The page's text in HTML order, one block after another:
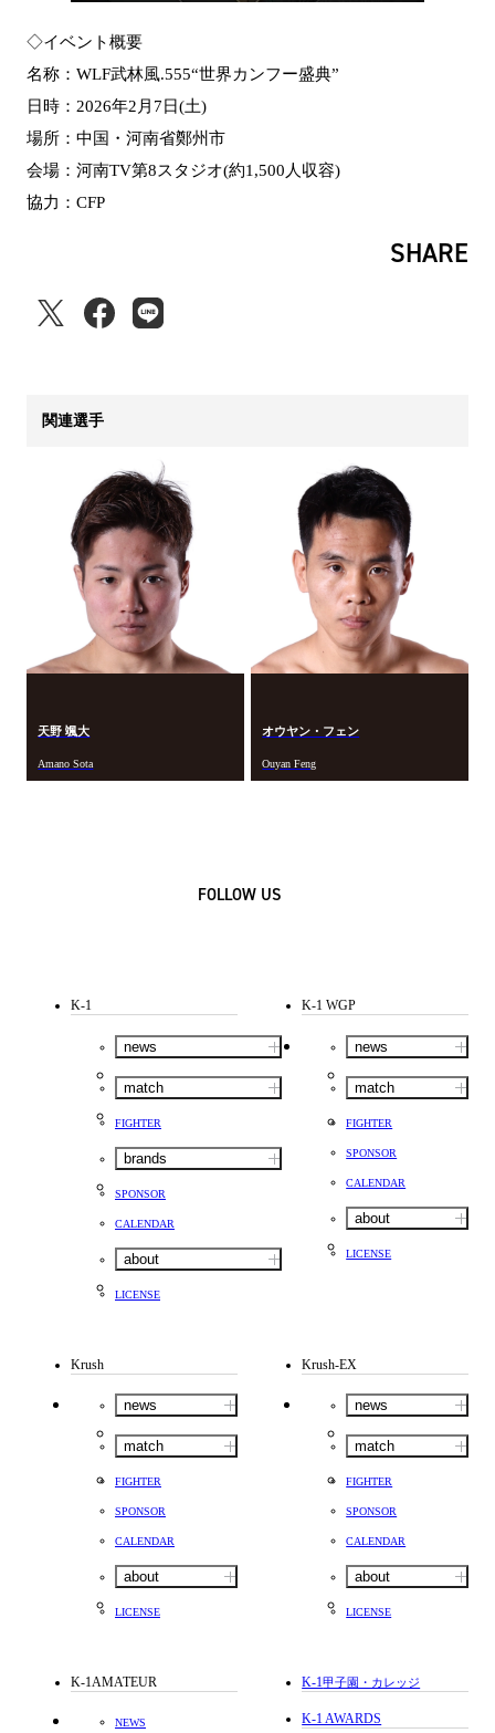
◇イベント概要
名称：WLF武林風.555“世界カンフー盛典”
日時：2026年2月7日(土)
場所：中国・河南省鄭州市
会場：河南TV第8スタジオ(約1,500人収容)
協力：CFP
SHARE
関連選手
天野 颯大
Amano Sota
オウヤン・フェン
Ouyan Feng
FOLLOW US
K-1
news
match
FIGHTER
brands
SPONSOR
CALENDAR
about
LICENSE
K-1 WGP
news
match
FIGHTER
SPONSOR
CALENDAR
about
LICENSE
Krush
news
match
FIGHTER
SPONSOR
CALENDAR
about
LICENSE
Krush-EX
news
match
FIGHTER
SPONSOR
CALENDAR
about
LICENSE
K-1AMATEUR
NEWS
K-1甲子園・カレッジ
K-1 AWARDS